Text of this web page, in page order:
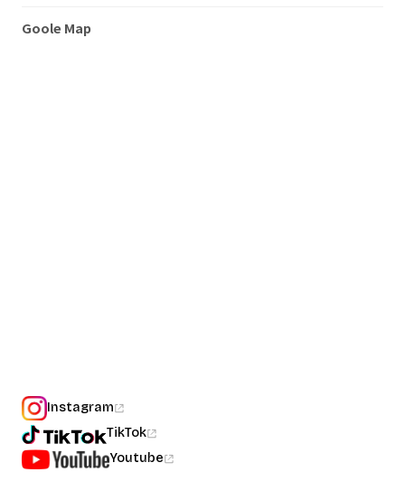
Goole Map
Instagram
TikTok
Youtube